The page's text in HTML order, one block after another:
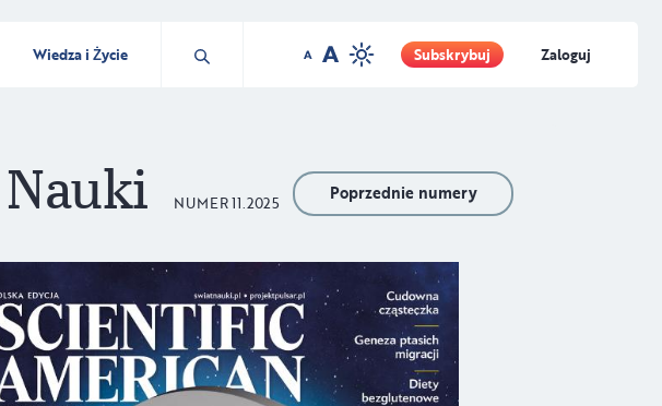
Wiedza i Życie Subskrybuj Zaloguj
NUMER 11.2025 Poprzednie numery